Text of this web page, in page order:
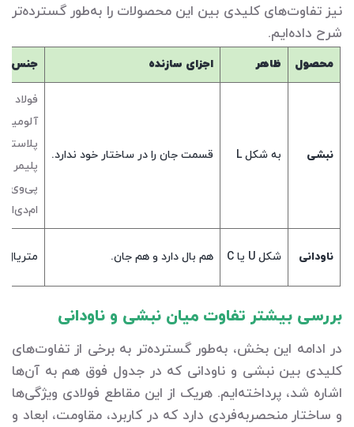
نیز تفاوت‌های کلیدی بین این محصولات را به‌طور گسترده‌تر
شرح داده‌ایم.
محصول ظاهر اجزای سازنده جنس
نبشی به شکل L قسمت جان را در ساختار خود ندارد.
فولاد
پلیمر
ام‌دی‌اف
ناودانی شکل U یا C هم بال دارد و هم جان. متریال
بررسی بیشتر تفاوت میان نبشی و ناودانی
در ادامه این بخش، به‌طور گسترده‌تر به برخی از تفاوت‌های
کلیدی بین نبشی و ناودانی که در جدول فوق هم به آن‌ها
اشاره شد، پرداخته‌ایم. هریک از این مقاطع فولادی ویژگی‌ها
و ساختار منحصربه‌فردی دارد که در کاربرد، مقاومت، ابعاد و